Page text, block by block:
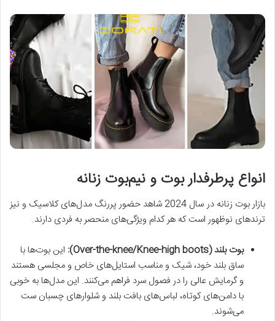
انواع پرطرفدار بوت و نیم‌بوت زنانه
بازار بوت زنانه در سال 2024 شاهد حضور پررنگ مدل‌های کلاسیک و نیز
ترندهای نوظهور است که هر کدام ویژگی‌های منحصر به فردی دارند.
بوت بلند (Over-the-knee/Knee-high boots):
این بوت‌ها با
ساق بلند خود، شیک و مناسب استایل‌های خاص و مجلسی هستند
و گرمایش عالی را در فصول سرد فراهم می‌کنند. این مدل‌ها به خوبی
با دامن‌های کوتاه، لباس‌های بافت بلند و شلوارهای چسبان ست
می‌شوند.